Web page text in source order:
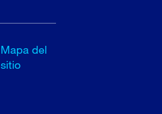
Mapa del
sitio